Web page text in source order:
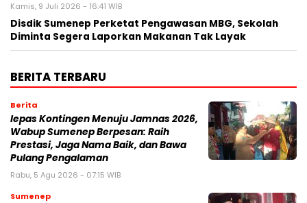
Kamis, 9 Juli 2026 - 16:41 WIB
Disdik Sumenep Perketat Pengawasan MBG, Sekolah
Diminta Segera Laporkan Makanan Tak Layak
BERITA TERBARU
Berita
lepas Kontingen Menuju Jamnas 2026,
Wabup Sumenep Berpesan: Raih
Prestasi, Jaga Nama Baik, dan Bawa
Pulang Pengalaman
Rabu, 5 Agu 2026 - 07:15 WIB
Sumenep